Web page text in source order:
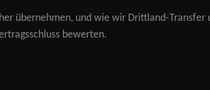
übernehmen, und wie wir Drittland-
bewerten.